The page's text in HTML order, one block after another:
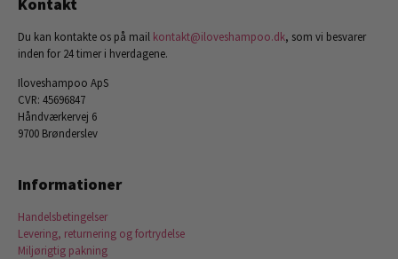
Kontakt
Du kan kontakte os på mail kontakt@iloveshampoo.dk, som vi besvarer
inden for 24 timer i hverdagene.
Iloveshampoo ApS
CVR: 45696847
Håndværkervej 6
9700 Brønderslev
Informationer
Handelsbetingelser
Levering, returnering og fortrydelse
Miljørigtig pakning